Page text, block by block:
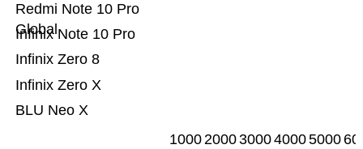
BLU Neo X
Infinix Zero X
Infinix Zero 8
Infinix Note 10 Pro
Redmi Note 10 Pro
Global
10002000300040005000